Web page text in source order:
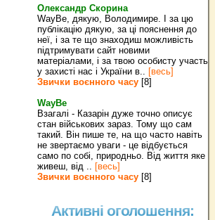
Олександр Скорина
WayBe, дякую, Володимире. І за цю
публікацію дякую, за ці пояснення до
неї, і за те що знаходиш можливість
підтримувати сайт новими
матеріалами, і за твою особисту участь
у захисті нас і України в.. [весь]
Звички воєнного часу [8]
WayBe
Взагалі - Казарін дуже точно описує
стан військових зараз. Тому що сам
такий. Він пише те, на що часто навіть
не звертаємо уваги - це відбується
само по собі, природньо. Від життя яке
живеш, від .. [весь]
Звички воєнного часу [8]
Активні оголошення: